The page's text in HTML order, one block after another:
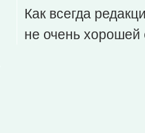
Как всегда
не очень